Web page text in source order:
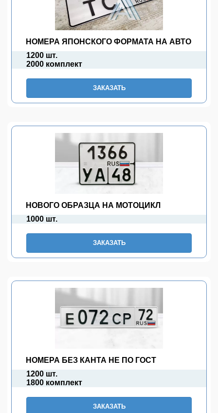
НОМЕРА ЯПОНСКОГО ФОРМАТА НА АВТО
1200 шт.
2000 комплект
ЗАКАЗАТЬ
НОВОГО ОБРАЗЦА НА МОТОЦИКЛ
1000 шт.
ЗАКАЗАТЬ
НОМЕРА БЕЗ КАНТА НЕ ПО ГОСТ
1200 шт.
1800 комплект
ЗАКАЗАТЬ